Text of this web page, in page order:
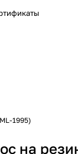
1995)
на